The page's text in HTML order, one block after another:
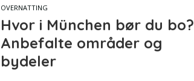
OVERNATTING
Hvor i München bør du bo?
Anbefalte områder og
bydeler